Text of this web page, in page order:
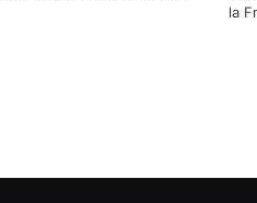
la